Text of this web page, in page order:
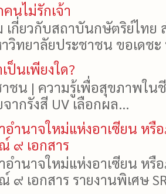
นไม่รักเจ้า
กี่ยวกับสถาบันกษัตริย์ไทย
วิทยาลัยประชาชน ขอเดช
ป็นเพียงใด?
ชน | ความรู้เพื่อสุขภาพใน
ากรังสี UV เลือกผล...
อำนาจใหม่แห่งอาเซียน ห
๙ เอกสาร
อำนาจใหม่แห่งอาเซียน ห
๙ เอกสาร รายงานพิเศษ